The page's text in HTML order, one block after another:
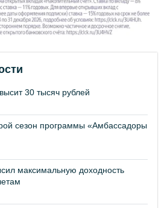
30 тысяч рублей
сезон программы «Амбассадоры
максимальную доходность